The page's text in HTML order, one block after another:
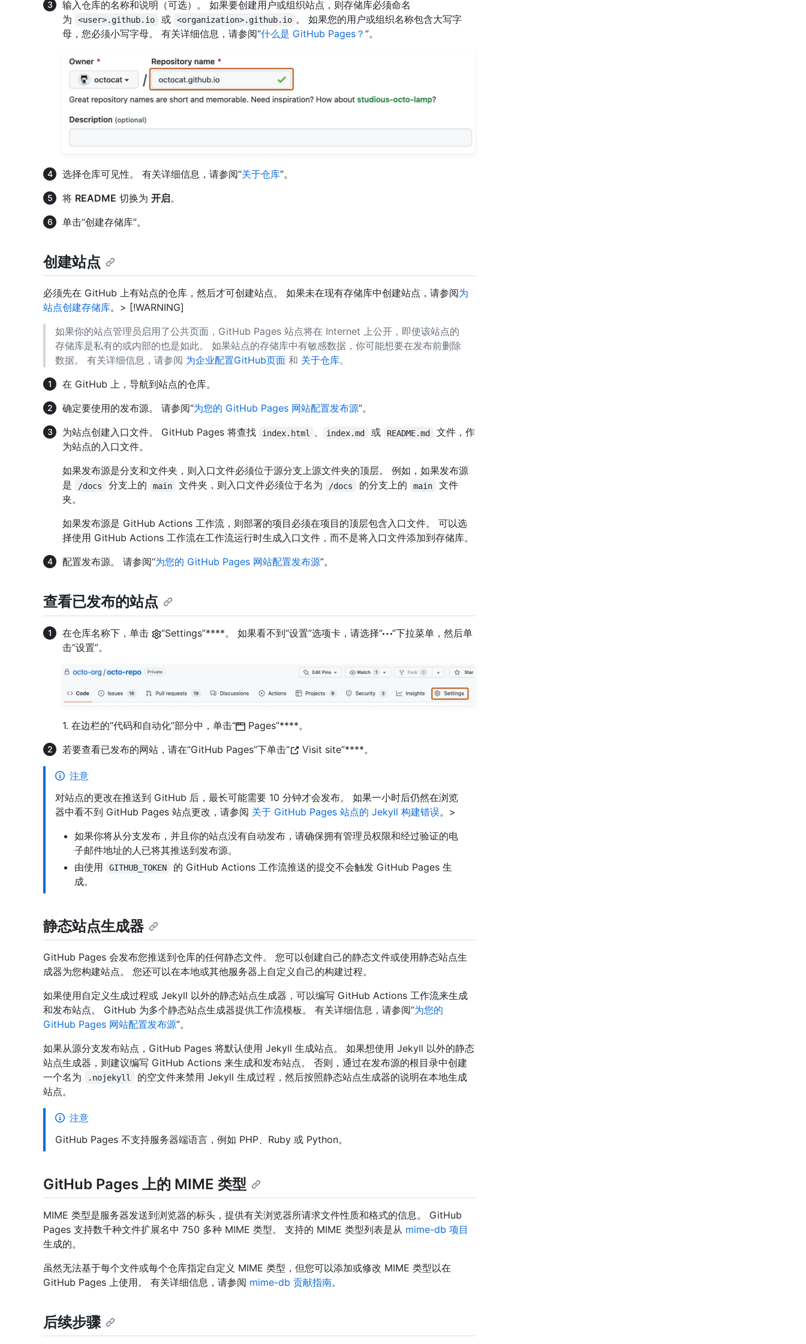
输入仓库的名称和说明（可选）。 如果要创建用户或组织站点，则存储库必须命名
为
<user>.github.io 或 <organization>.github.io 。 如果您的用户或组织名称包含大写字
母，您必须小写字母。 有关详细信息，请参阅“什么是 GitHub Pages？ ”。
选择仓库可见性。 有关详细信息，请参阅“关于仓库”。
将 README 切换为 开启。
单击“创建存储库”。
创建站点
必须先在 GitHub 上有站点的仓库，然后才可创建站点。 如果未在现有存储库中创建站点，请参阅为
站点创建存储库。> [!WARNING]
如果你的站点管理员启用了公共页面，GitHub Pages 站点将在 Internet 上公开，即使该站点的
存储库是私有的或内部的也是如此。 如果站点的存储库中有敏感数据，你可能想要在发布前删除
数据。 有关详细信息，请参阅 为企业配置GitHub页面 和 关于仓库。
在 GitHub 上，导航到站点的仓库。
确定要使用的发布源。 请参阅“为您的 GitHub Pages 网站配置发布源”。
为站点创建入口文件。 GitHub Pages 将查找
index.html 、 index.md 或 README.md
文件，作
为站点的入口文件。
如果发布源是分支和文件夹，则入口文件必须位于源分支上源文件夹的顶层。 例如，如果发布源
是
/docs 分支上的 main 文件夹，则入口文件必须位于名为 /docs 的分支上的 main
文件
夹。
如果发布源是 GitHub Actions 工作流，则部署的项目必须在项目的顶层包含入口文件。 可以选
择使用 GitHub Actions 工作流在工作流运行时生成入口文件，而不是将入口文件添加到存储库。
配置发布源。 请参阅“为您的 GitHub Pages 网站配置发布源”。
查看已发布的站点
在仓库名称下，单击 “Settings”****。 如果看不到“设置”选项卡，请选择“
”下拉菜单，然后单
击“设置”。
1. 在边栏的“代码和自动化”部分中，单击“
Pages”****。
若要查看已发布的网站，请在“GitHub Pages”下单击“
Visit site”****。
注意
对站点的更改在推送到 GitHub 后，最长可能需要 10 分钟才会发布。 如果一小时后仍然在浏览
器中看不到 GitHub Pages 站点更改，请参阅 关于 GitHub Pages 站点的 Jekyll 构建错误。>
如果你将从分支发布，并且你的站点没有自动发布，请确保拥有管理员权限和经过验证的电
子邮件地址的人已将其推送到发布源。
由使用
GITHUB_TOKEN
的 GitHub Actions 工作流推送的提交不会触发 GitHub Pages 生
成。
静态站点生成器
GitHub Pages 会发布您推送到仓库的任何静态文件。 您可以创建自己的静态文件或使用静态站点生
成器为您构建站点。 您还可以在本地或其他服务器上自定义自己的构建过程。
如果使用自定义生成过程或 Jekyll 以外的静态站点生成器，可以编写 GitHub Actions 工作流来生成
和发布站点。 GitHub 为多个静态站点生成器提供工作流模板。 有关详细信息，请参阅“为您的
GitHub Pages 网站配置发布源”。
如果从源分支发布站点，GitHub Pages 将默认使用 Jekyll 生成站点。 如果想使用 Jekyll 以外的静态
站点生成器，则建议编写 GitHub Actions 来生成和发布站点。 否则，通过在发布源的根目录中创建
一个名为
.nojekyll
的空文件来禁用 Jekyll 生成过程，然后按照静态站点生成器的说明在本地生成
站点。
注意
GitHub Pages 不支持服务器端语言，例如 PHP、Ruby 或 Python。
GitHub Pages 上的 MIME 类型
MIME 类型是服务器发送到浏览器的标头，提供有关浏览器所请求文件性质和格式的信息。 GitHub
Pages 支持数千种文件扩展名中 750 多种 MIME 类型。 支持的 MIME 类型列表是从 mime-db 项目
生成的。
虽然无法基于每个文件或每个仓库指定自定义 MIME 类型，但您可以添加或修改 MIME 类型以在
GitHub Pages 上使用。 有关详细信息，请参阅 mime-db 贡献指南。
后续步骤